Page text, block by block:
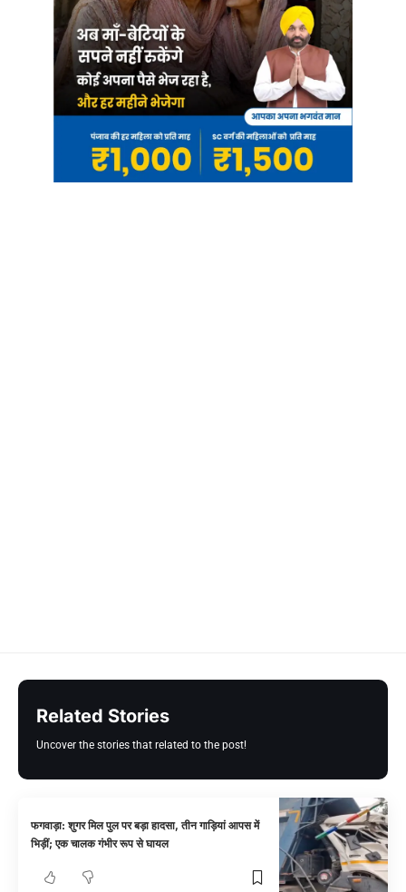
Related Stories
Uncover the stories that related to the post!
फगवाड़ा: शुगर मिल पुल पर बड़ा हादसा, तीन गाड़ियां आपस में
भिड़ीं; एक चालक गंभीर रूप से घायल